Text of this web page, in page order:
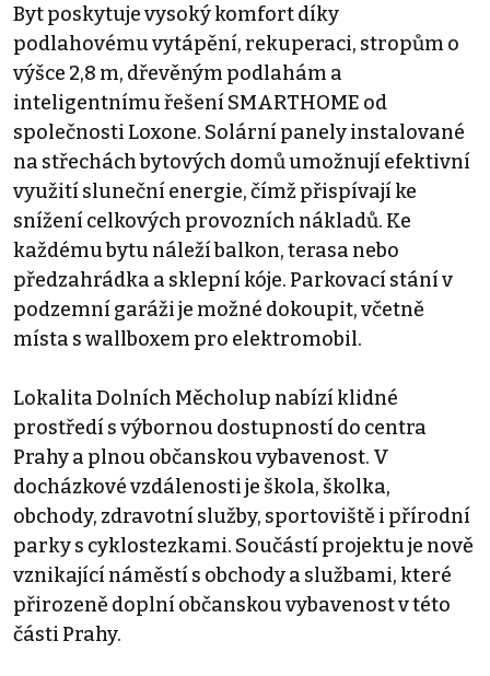
Byt poskytuje vysoký komfort díky
podlahovému vytápění, rekuperaci, stropům o
výšce 2,8 m, dřevěným podlahám a
inteligentnímu řešení SMARTHOME od
společnosti Loxone. Solární panely instalované
na střechách bytových domů umožnují efektivní
využití sluneční energie, čímž přispívají ke
snížení celkových provozních nákladů. Ke
každému bytu náleží balkon, terasa nebo
předzahrádka a sklepní kóje. Parkovací stání v
podzemní garáži je možné dokoupit, včetně
místa s wallboxem pro elektromobil.
Lokalita Dolních Měcholup nabízí klidné
prostředí s výbornou dostupností do centra
Prahy a plnou občanskou vybavenost. V
docházkové vzdálenosti je škola, školka,
obchody, zdravotní služby, sportoviště i přírodní
parky s cyklostezkami. Součástí projektu je nově
vznikající náměstí s obchody a službami, které
přirozeně doplní občanskou vybavenost v této
části Prahy.